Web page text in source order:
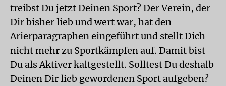
treibst Du jetzt Deinen Sport? Der Verein, der
Dir bisher lieb und wert war, hat den
Arierparagraphen eingeführt und stellt Dich
nicht mehr zu Sportkämpfen auf. Damit bist
Du als Aktiver kaltgestellt. Solltest Du deshalb
Deinen Dir lieb gewordenen Sport aufgeben?